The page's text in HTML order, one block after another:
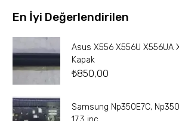
En İyi Değerlendirilen
Asus X556 X556U X556UA
Kapak
₺850,00
Samsung Np350E7C,